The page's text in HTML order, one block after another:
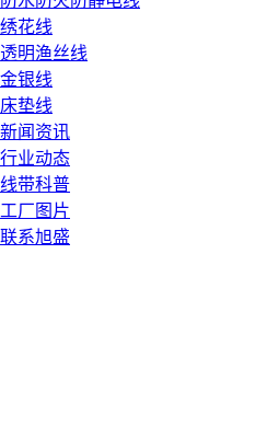
绣花线
透明渔丝线
金银线
床垫线
新闻资讯
行业动态
线带科普
工厂图片
联系旭盛